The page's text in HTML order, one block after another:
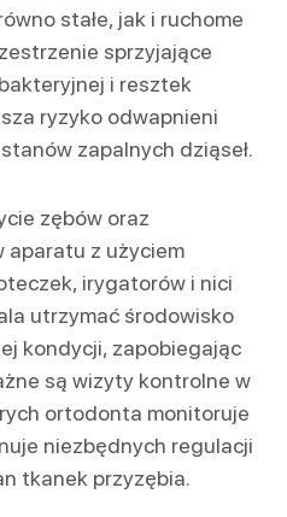
stałe, jak i ruchome
sprzyjające
i resztek
ryzyko odwapnieni
zapalnych dziąseł.
zębów oraz
aparatu z użyciem
irygatorów i nici
utrzymać środowisko
kondycji, zapobiegając
są wizyty kontrolne w
ortodonta monitoruje
niezbędnych regulacji
tkanek przyzębia.